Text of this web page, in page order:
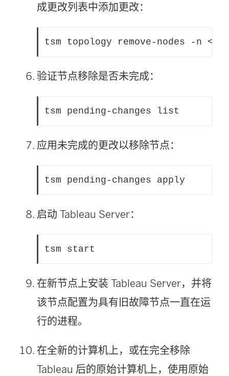
成更改列表中添加更改：
tsm topology remove-nodes -n
验证节点移除是否未完成：
tsm pending-changes list
应用未完成的更改以移除节点：
tsm pending-changes apply
启动 Tableau Server：
tsm start
在新节点上安装 Tableau Server，并将
该节点配置为具有旧故障节点一直在运
行的进程。
在全新的计算机上，或在完全移除
Tableau 后的原始计算机上，使用原始